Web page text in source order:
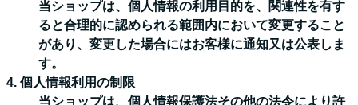
当ショップは、個人情報の利用目的を、関連性を有す
ると合理的に認められる範囲内において変更すること
があり、変更した場合にはお客様に通知又は公表しま
す。
4. 個人情報利用の制限
当ショップは、個人情報保護法その他の法令により許